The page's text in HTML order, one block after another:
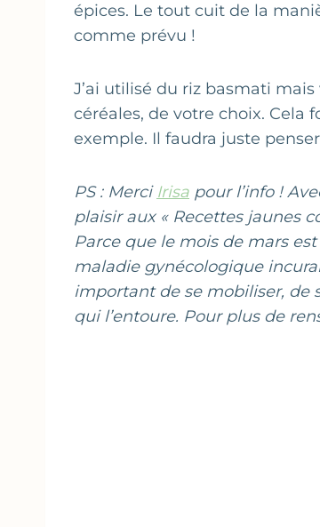
épices. Le tout cuit de la
comme prévu !
J’ai utilisé du riz basmati
céréales, de votre choix. Cela
exemple. Il faudra juste
PS : Merci Irisa pour l’info !
plaisir aux « Recettes jaunes
Parce que le mois de mars
maladie gynécologique
important de se mobiliser, de
qui l’entoure. Pour plus de